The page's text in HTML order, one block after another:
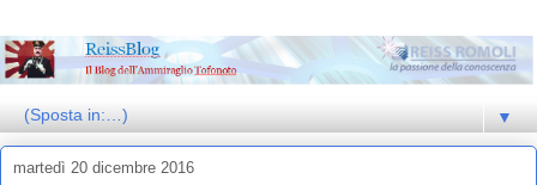
▼
martedì 20 dicembre 2016